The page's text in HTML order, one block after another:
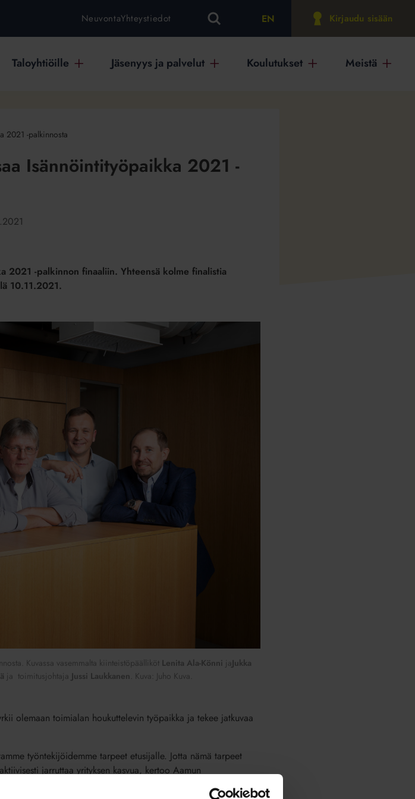
NeuvontaYhteystiedot EN Kirjaudu sisään
Taloyhtiöille Jäsenyys ja palvelut Koulutukset Meistä
2021 -palkinnosta
Isännöintityöpaikka 2021 -
2021 -palkinnon finaaliin. Yhteensä kolme finalistia
10.11.2021.
Kuvassa vasemmalta kiinteistöpäälliköt Lenita Ala-Könni jaJukka
ja toimitusjohtaja Jussi Laukkanen . Kuva: Juho Kuva.
olemaan toimialan houkuttelevin työpaikka ja tekee jatkuvaa
työntekijöidemme tarpeet etusijalle. Jotta nämä tarpeet
jarruttaa yrityksen kasvua, kertoo Aamun